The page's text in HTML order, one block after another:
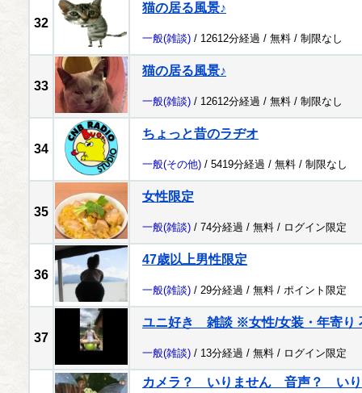
32
猫の居る風景♪
一般(雑談) / 12612分経過 / 無料 / 制限なし
33
猫の居る風景♪
一般(雑談) / 12612分経過 / 無料 / 制限なし
34
ちょっと昔のラヂオ
一般(その他) / 5419分経過 / 無料 / 制限なし
35
女性限定
一般(雑談) / 74分経過 / 無料 / ログイン限定
36
47歳以上男性限定
一般(雑談) / 29分経過 / 無料 / ポイント限定
37
ユニ好き 雑談 ※女性/女装・年寄り
一般(雑談) / 13分経過 / 無料 / ログイン限定
カメラ？ いりません 音声？ いり